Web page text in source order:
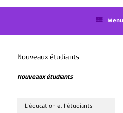
langue
Menu
Nouveaux étudiants
Nouveaux étudiants
L’éducation et l’étudiants